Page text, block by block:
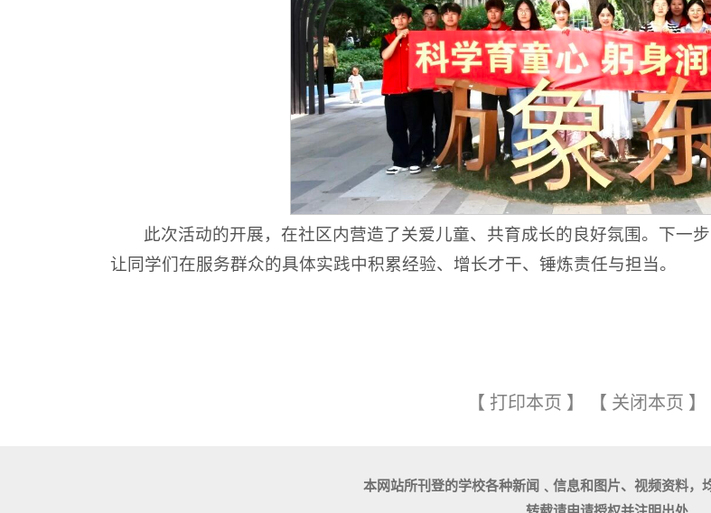
此次活动的开展，在社区内营造了关爱儿童、共育成长的良好氛围。下一
让同学们在服务群众的具体实践中积累经验、增长才干、锤炼责任与担当。
【 打印本页 】 【 关闭本页 】
本网站所刊登的学校各种新闻﹑信息和图片、视频资料，